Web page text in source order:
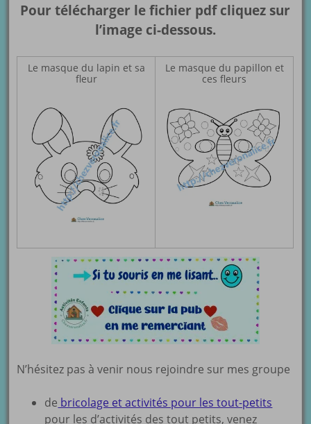
Pour télécharger le fichier pdf cliquez sur
l’image ci-dessous.
Le masque du lapin et sa
fleur
Le masque du papillon et
ces fleurs
N’hésitez pas à venir nous rejoindre sur mes groupe
de bricolage et activités pour les tout-petits
pour les d’activités des tout petits, venez